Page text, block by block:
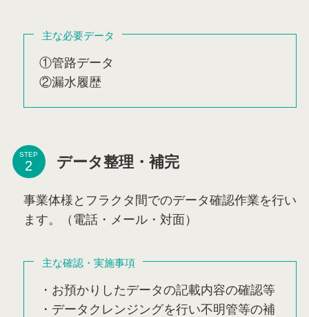
主な必要データ
①管路データ
②漏水履歴
STEP データ整理・補完
事業体様とフラクタ間でのデータ確認作業を行い
ます。（電話・メール・対面）
主な確認・実施事項
・お預かりしたデータの記載内容の確認等
・データクレンジングを行い不明管等の補